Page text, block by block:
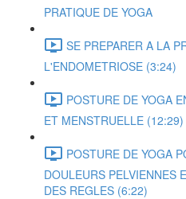
PRATIQUE DE YOGA
SE PREPARER A LA
L'ENDOMETRIOSE (3:24)
POSTURE DE YOGA
ET MENSTRUELLE (12:29)
POSTURE DE YOGA
DOULEURS PELVIENNES
DES REGLES (6:22)